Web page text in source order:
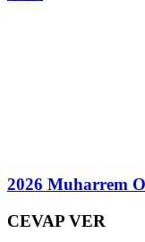
2026 Muharrem
CEVAP VER